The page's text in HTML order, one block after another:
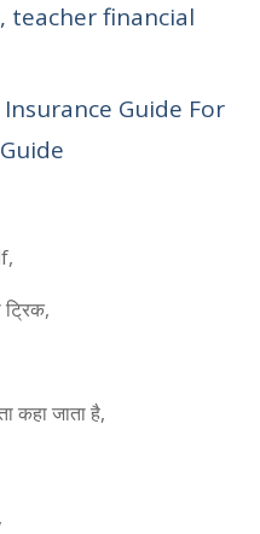
teacher financial
Guide For
ट्रिक,
कहा जाता है,